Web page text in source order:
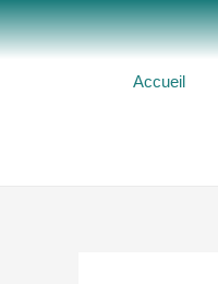
Aller
au
Accueil